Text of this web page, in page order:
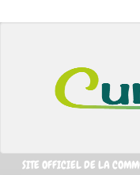
SITE OFFICIEL DE LA